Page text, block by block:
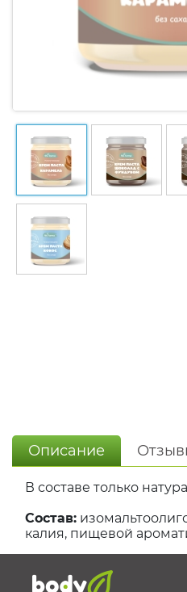
Описание
В составе только
Состав:
калия, пищевой